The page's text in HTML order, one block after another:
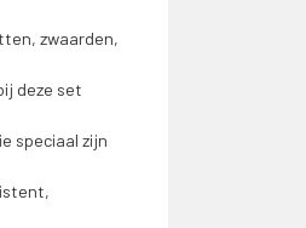
zwaarden,
deze set
speciaal zijn